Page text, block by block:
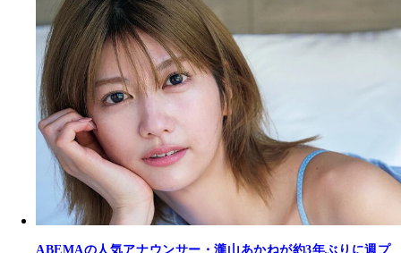
ABEMAの人気アナウンサー・瀧山あかねが約3年ぶりに週プ